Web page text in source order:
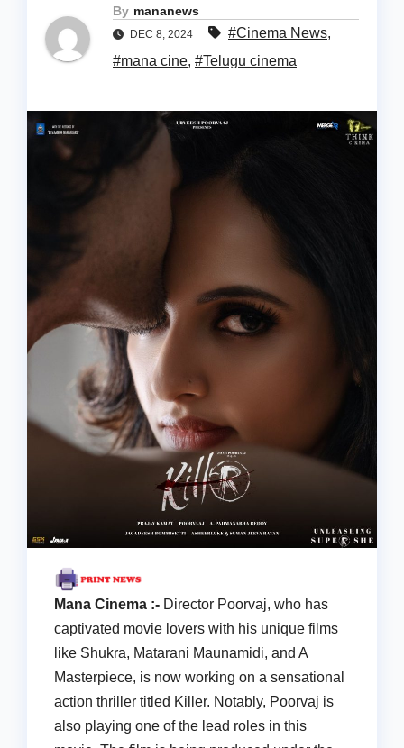
By mananews
DEC 8, 2024 #Cinema News,
#mana cine, #Telugu cinema
Mana Cinema :- Director Poorvaj, who has
captivated movie lovers with his unique films
like Shukra, Matarani Maunamidi, and A
Masterpiece, is now working on a sensational
action thriller titled Killer. Notably, Poorvaj is
also playing one of the lead roles in this